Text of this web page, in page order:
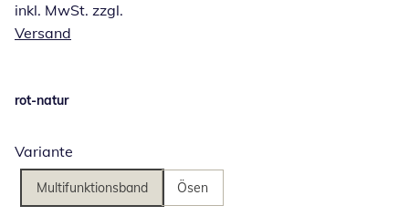
inkl. MwSt. zzgl.
Versand
rot-natur
Variante
Multifunktionsband Ösen